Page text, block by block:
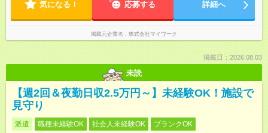
気になる！ 応募する 詳細へ
掲載元企業名 株式会社マイワーク
掲載日：2026.08.03
未読
【週2回＆夜勤日収2.5万円～】未経験OK！施設で
見守り
派遣 職種未経験OK 社会人未経験OK
ブランクOK